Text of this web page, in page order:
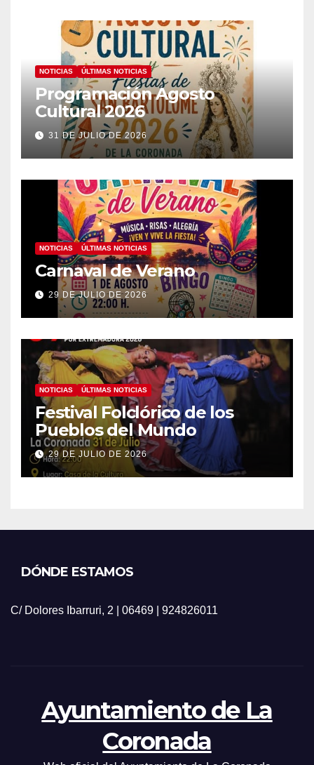
NOTICIAS ÚLTIMAS NOTICIAS
Programación Agosto
Cultural 2026
31 DE JULIO DE 2026
NOTICIAS ÚLTIMAS NOTICIAS
Carnaval de Verano
29 DE JULIO DE 2026
NOTICIAS ÚLTIMAS NOTICIAS
Festival Folclórico de los
Pueblos del Mundo
29 DE JULIO DE 2026
DÓNDE ESTAMOS
C/ Dolores Ibarruri, 2 | 06469 | 924826011
Ayuntamiento de La
Coronada